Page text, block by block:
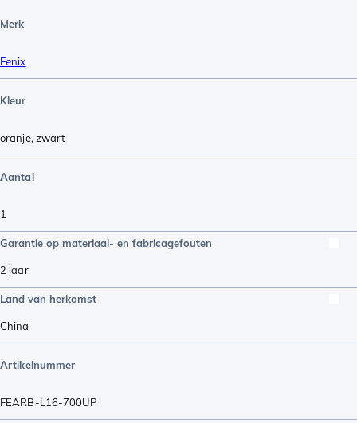
Merk
Fenix
Kleur
oranje, zwart
Aantal
1
Garantie op materiaal- en fabricagefouten
2 jaar
Land van herkomst
China
Artikelnummer
FEARB-L16-700UP